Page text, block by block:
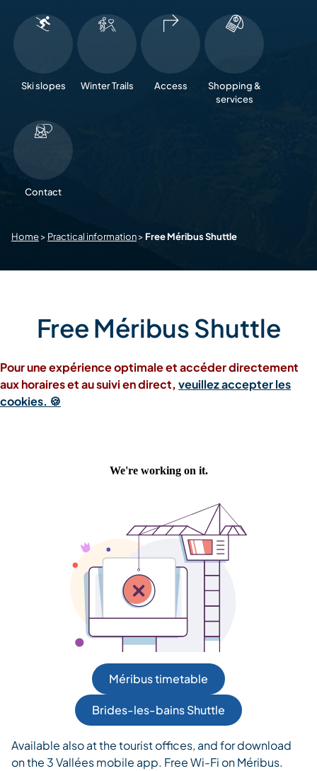
Home> Practical information> Free Méribus Shuttle
Ski slopes Winter Trails Access
Shopping &
services
Contact
Free Méribus Shuttle
Pour une expérience optimale et accéder directement
aux horaires et au suivi en direct, veuillez accepter les
cookies. 🍪
Méribus timetable
Brides-les-bains Shuttle
Available also at the tourist offices, and for download
on the 3 Vallées mobile app. Free Wi-Fi on Méribus.